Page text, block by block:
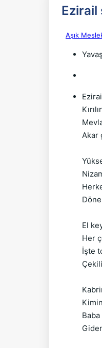
Ezirail
Aşık
Akar
El
Her
İşte